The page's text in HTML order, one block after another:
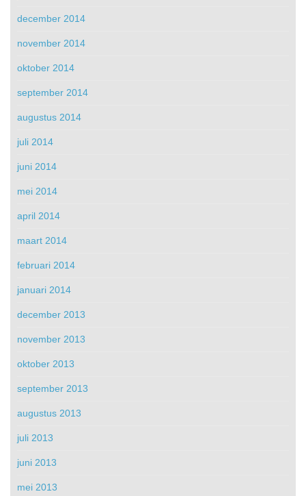
december 2014
november 2014
oktober 2014
september 2014
augustus 2014
juli 2014
juni 2014
mei 2014
april 2014
maart 2014
februari 2014
januari 2014
december 2013
november 2013
oktober 2013
september 2013
augustus 2013
juli 2013
juni 2013
mei 2013